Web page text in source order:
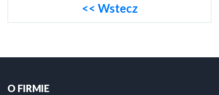
<< Wstecz
O FIRMIE